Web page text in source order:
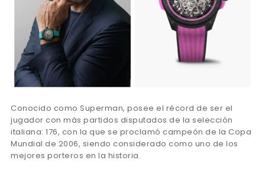
Conocido como Superman, posee el récord de ser el
jugador con más partidos disputados de la selección
italiana: 176, con la que se proclamó campeón de la Copa
Mundial de 2006, siendo considerado como uno de los
mejores porteros en la historia.